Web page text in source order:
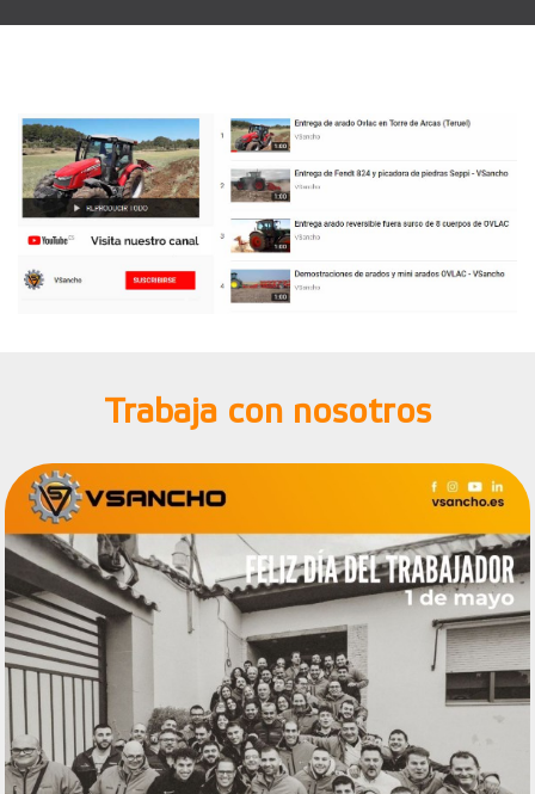
Trabaja con nosotros